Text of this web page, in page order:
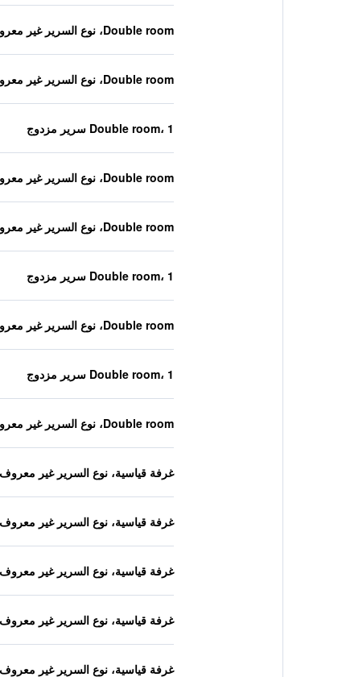
Double room، نوع السرير غير معروف
Double room، نوع السرير غير معروف
Double room، 1 سرير مزدوج
Double room، نوع السرير غير معروف
Double room، نوع السرير غير معروف
Double room، 1 سرير مزدوج
Double room، نوع السرير غير معروف
Double room، 1 سرير مزدوج
Double room، نوع السرير غير معروف
غرفة قياسية، نوع السرير غير معروف
غرفة قياسية، نوع السرير غير معروف
غرفة قياسية، نوع السرير غير معروف
غرفة قياسية، نوع السرير غير معروف
غرفة قياسية، نوع السرير غير معروف